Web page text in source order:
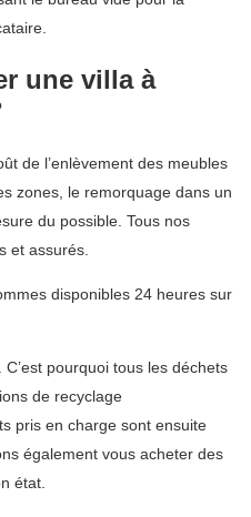
une villa à
de l’enlèvement des meubles
zones, le remorquage dans un
du possible. Tous nos
et assurés.
disponibles 24 heures sur
pourquoi tous les déchets
de recyclage
pris en charge sont ensuite
également vous acheter des
état.